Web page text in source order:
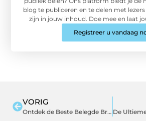
blog te publiceren en te delen met
zijn in jouw inhoud. Doe mee en laat
Registreer u vandaag
VORIG
Ontdek de Beste Belegde Broodjes in Vlissingen